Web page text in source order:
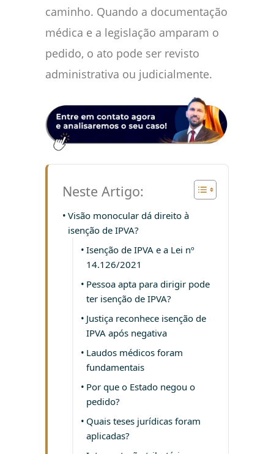
caminho. Quando a documentação
médica e a legislação amparam o
pedido, o ato pode ser revisto
administrativa ou judicialmente.
Neste Artigo:
Visão monocular dá direito à
isenção de IPVA?
Isenção de IPVA e a Lei nº
14.126/2021
Pessoa apta para dirigir pode
ter isenção de IPVA?
Justiça reconhece isenção de
IPVA após negativa
Laudos médicos foram
fundamentais
Por que o Estado negou o
pedido?
Quais teses jurídicas foram
aplicadas?